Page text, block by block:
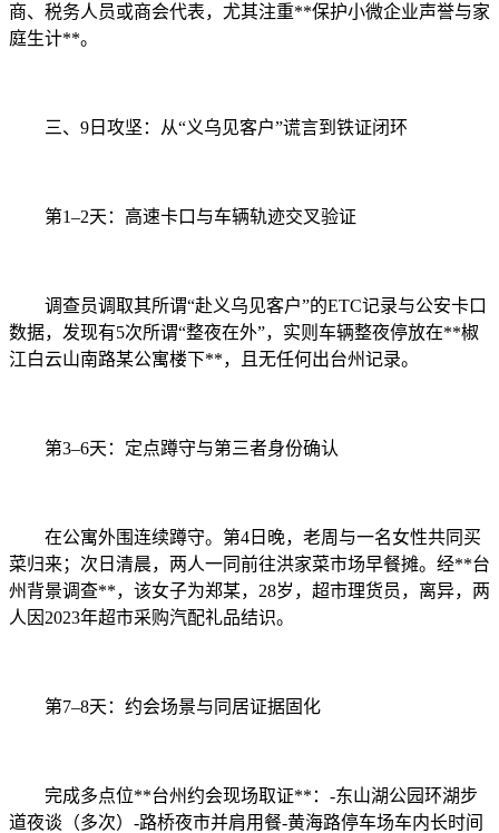
商、税务人员或商会代表，尤其注重**保护小微企业声誉与家
庭生计**。
三、9日攻坚：从“义乌见客户”谎言到铁证闭环
第1–2天：高速卡口与车辆轨迹交叉验证
调查员调取其所谓“赴义乌见客户”的ETC记录与公安卡口
数据，发现有5次所谓“整夜在外”，实则车辆整夜停放在**椒
江白云山南路某公寓楼下**，且无任何出台州记录。
第3–6天：定点蹲守与第三者身份确认
在公寓外围连续蹲守。第4日晚，老周与一名女性共同买
菜归来；次日清晨，两人一同前往洪家菜市场早餐摊。经**台
州背景调查**，该女子为郑某，28岁，超市理货员，离异，两
人因2023年超市采购汽配礼品结识。
第7–8天：约会场景与同居证据固化
完成多点位**台州约会现场取证**：-东山湖公园环湖步
道夜谈（多次）-路桥夜市并肩用餐-黄海路停车场车内长时间